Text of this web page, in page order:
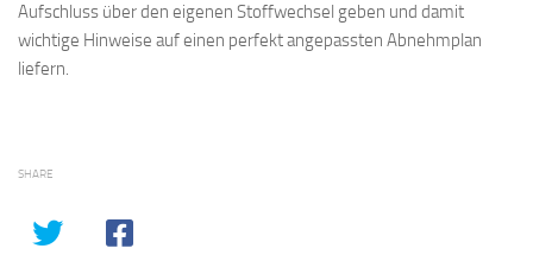
Aufschluss über den eigenen Stoffwechsel geben und damit
wichtige Hinweise auf einen perfekt angepassten Abnehmplan
liefern.
SHARE